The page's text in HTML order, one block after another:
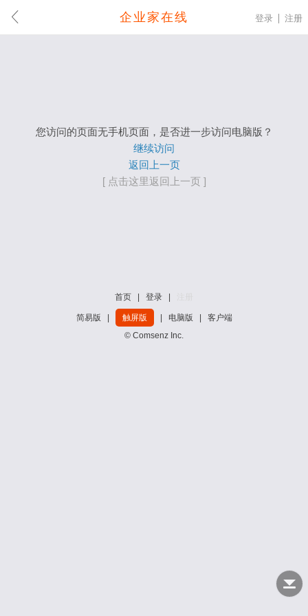
企业家在线 登录 注册
您访问的页面无手机页面，是否进一步访问电脑版？
继续访问
返回上一页
[ 点击这里返回上一页 ]
首页 登录
简易版 触屏版 电脑版
客户端
© Comsenz Inc.